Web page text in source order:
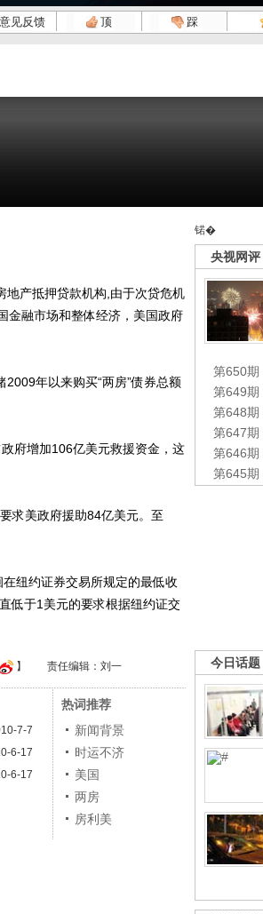
见反馈 顶 踩
锘�
央视网评
第650期
第649期
第648期
第647期
第646期
第645期
今日话题
产抵押贷款机构,由于次贷危机
金融市场和整体经济，美国政府
年以来购买“两房”债券总额
府增加106亿美元救援资金，这
求美政府援助84亿美元。至
纽约证券交易所规定的最低收
低于1美元的要求根据纽约证交
】 责任编辑：刘一
7-7
6-17
6-17
热词推荐
新闻背景
时运不济
美国
两房
房利美